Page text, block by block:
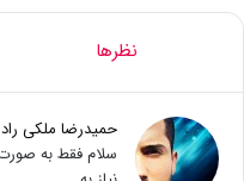
نظرها
حمیدرضا ملکی راد